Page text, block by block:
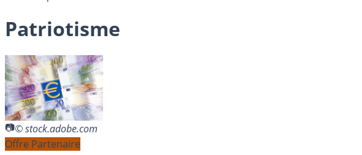
Patriotisme
© stock.adobe.com
Offre Partenaire